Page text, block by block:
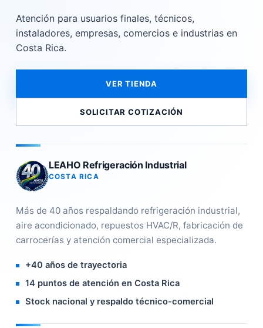
Atención para usuarios finales, técnicos,
instaladores, empresas, comercios e industrias en
Costa Rica.
VER TIENDA
SOLICITAR COTIZACIÓN
LEAHO Refrigeración Industrial
COSTA RICA
Más de 40 años respaldando refrigeración industrial,
aire acondicionado, repuestos HVAC/R, fabricación de
carrocerías y atención comercial especializada.
+40 años de trayectoria
14 puntos de atención en Costa Rica
Stock nacional y respaldo técnico-comercial